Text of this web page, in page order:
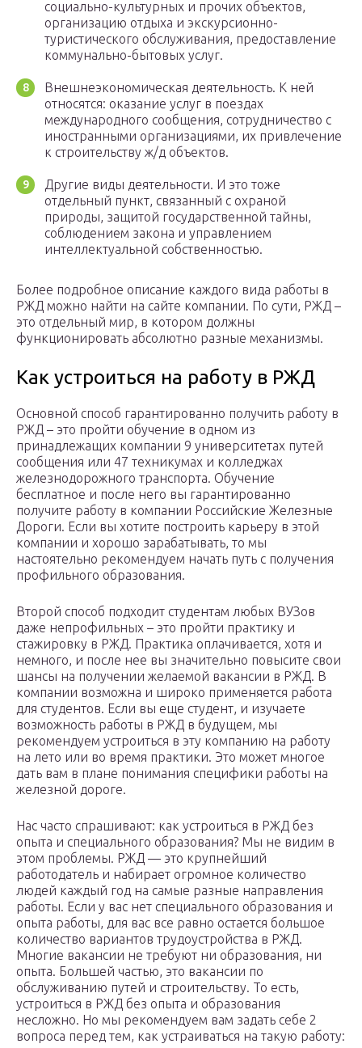
социально-культурных и прочих объектов,
организацию отдыха и экскурсионно-
туристического обслуживания, предоставление
коммунально-бытовых услуг.
Внешнеэкономическая деятельность. К ней
относятся: оказание услуг в поездах
международного сообщения, сотрудничество с
иностранными организациями, их привлечение
к строительству ж/д объектов.
Другие виды деятельности. И это тоже
отдельный пункт, связанный с охраной
природы, защитой государственной тайны,
соблюдением закона и управлением
интеллектуальной собственностью.
Более подробное описание каждого вида работы в
РЖД можно найти на сайте компании. По сути, РЖД –
это отдельный мир, в котором должны
функционировать абсолютно разные механизмы.
Как устроиться на работу в РЖД
Основной способ гарантированно получить работу в
РЖД – это пройти обучение в одном из
принадлежащих компании 9 университетах путей
сообщения или 47 техникумах и колледжах
железнодорожного транспорта. Обучение
бесплатное и после него вы гарантированно
получите работу в компании Российские Железные
Дороги. Если вы хотите построить карьеру в этой
компании и хорошо зарабатывать, то мы
настоятельно рекомендуем начать путь с получения
профильного образования.
Второй способ подходит студентам любых ВУЗов
даже непрофильных – это пройти практику и
стажировку в РЖД. Практика оплачивается, хотя и
немного, и после нее вы значительно повысите свои
шансы на получении желаемой вакансии в РЖД. В
компании возможна и широко применяется работа
для студентов. Если вы еще студент, и изучаете
возможность работы в РЖД в будущем, мы
рекомендуем устроиться в эту компанию на работу
на лето или во время практики. Это может многое
дать вам в плане понимания специфики работы на
железной дороге.
Нас часто спрашивают: как устроиться в РЖД без
опыта и специального образования? Мы не видим в
этом проблемы. РЖД — это крупнейший
работодатель и набирает огромное количество
людей каждый год на самые разные направления
работы. Если у вас нет специального образования и
опыта работы, для вас все равно остается большое
количество вариантов трудоустройства в РЖД.
Многие вакансии не требуют ни образования, ни
опыта. Большей частью, это вакансии по
обслуживанию путей и строительству. То есть,
устроиться в РЖД без опыта и образования
несложно. Но мы рекомендуем вам задать себе 2
вопроса перед тем, как устраиваться на такую работу: